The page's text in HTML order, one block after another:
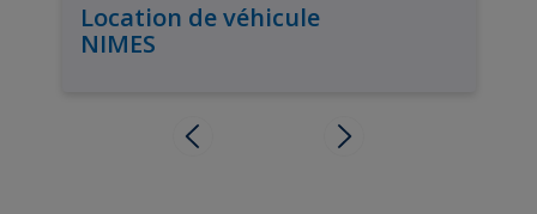
Location de véhicule
NIMES